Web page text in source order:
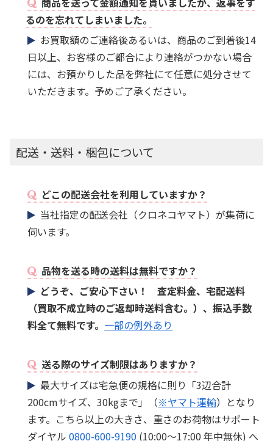
るのを忘れてしまいました。
お買取額のご連絡後あるいは、商品のご到着後14
日以上、お客様のご都合により連絡がつかない場合
には、お預かりした品を弊社にて任意に処分させて
いただきます。予めご了承ください。
配送・送料・梱包について
どこの配送会社を利用していますか？
当社指定の配送会社（クロネコヤマト）が集荷に
伺います。
品物を送る時の送料は無料ですか？
どうぞ、ご安心下さい！ 査定料金、宅配送料
（買取不成立時のご返却時送料含む。）、振込手数
料全て無料です。 一部の例外あり
送る際のサイズ制限はありますか？
最大サイズは宅急便の規格に則り「3辺合計
200cmサイズ、30kgまで」（※ヤマト運輸）となり
ます。こちら以上の大きさ、重さのお荷物はサポート
ダイヤル0800-600-9190 (10:00～17:00 年中無休) へ